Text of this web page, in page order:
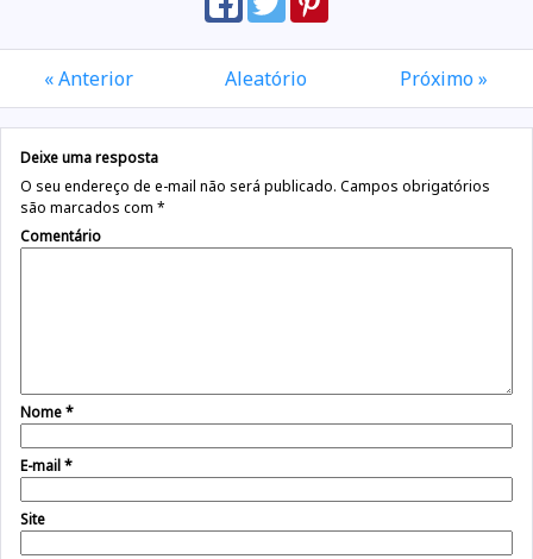
« Anterior Aleatório Próximo »
Deixe uma resposta
O seu endereço de e-mail não será publicado. Campos obrigatórios
são marcados com *
Comentário
Nome*
E-mail*
Site